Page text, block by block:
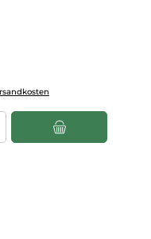
Preis:
Wert ein oder benutze die